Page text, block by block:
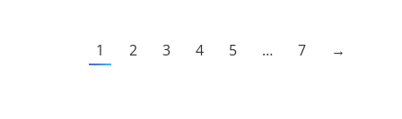
1 2 3 4 5 … 7 →